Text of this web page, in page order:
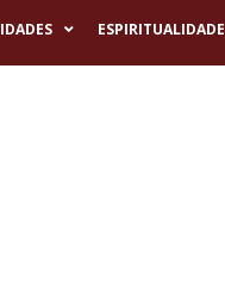
ESPIRITUALIDADE